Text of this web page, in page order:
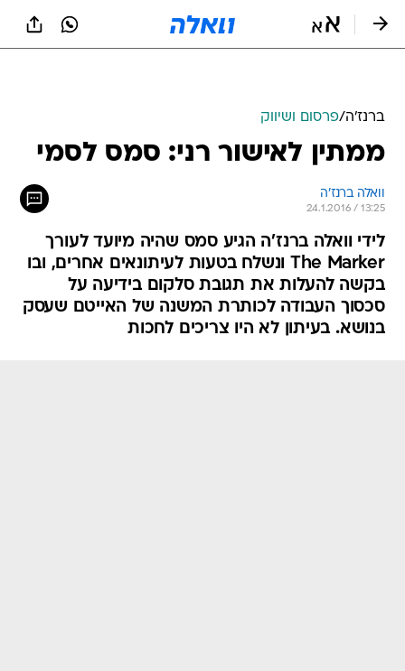
ברנז'ה/פרסום ושיווק
ממתין לאישור רני: סמס לסמי
וואלה ברנז'ה
24.1.2016 / 13:25
לידי וואלה ברנז'ה הגיע סמס שהיה מיועד לעורך
The Marker ונשלח בטעות לעיתונאים אחרים, ובו
בקשה להעלות את תגובת סלקום בידיעה על
סכסוך העבודה לכותרת המשנה של האייטם שעסק
בנושא. בעיתון לא היו צריכים לחכות